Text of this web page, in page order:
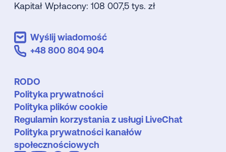
Kapitał Wpłacony: 108 007,5 tys. zł
Wyślij wiadomość
+48 800 804 904
RODO
Polityka prywatności
Polityka plików cookie
Regulamin korzystania z usługi LiveChat
Polityka prywatności kanałów
społecznościowych